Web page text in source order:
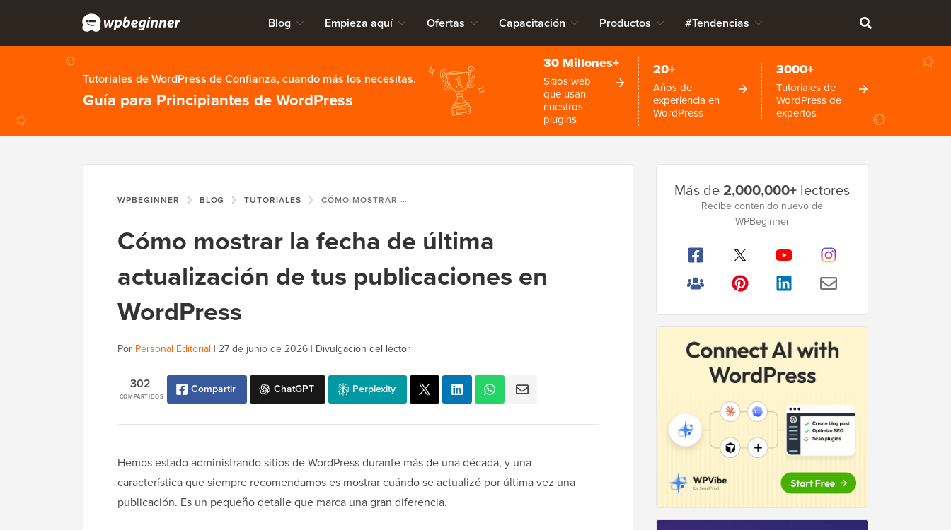
Blog Empieza aquí Ofertas Capacitación Productos #Tendencias
Tutoriales de WordPress de Confianza, cuando más los necesitas.
Guía para Principiantes de WordPress
30 Millones+
Sitios web
que usan
nuestros
plugins
20+
Años de
experiencia en
WordPress
3000+
Tutoriales de
WordPress de
expertos
WPBEGINNER BLOG TUTORIALES CÓMO MOSTRAR LA FECHA DE ÚLTIMA ACTUALIZACIÓN DE TUS PUBLICACIONES EN WORDPRESS
Cómo mostrar la fecha de última
actualización de tus publicaciones en
WordPress
Por Personal Editorial | 27 de junio de 2026 | Divulgación del lector
COMPARTIDOS
302 Compartir ChatGPT Perplexity
Hemos estado administrando sitios de WordPress durante más de una década, y una
característica que siempre recomendamos es mostrar cuándo se actualizó por última vez una
publicación. Es un pequeño detalle que marca una gran diferencia.
lateral
Más de2,000,000+ lectores
Recibe contenido nuevo de
WPBeginner